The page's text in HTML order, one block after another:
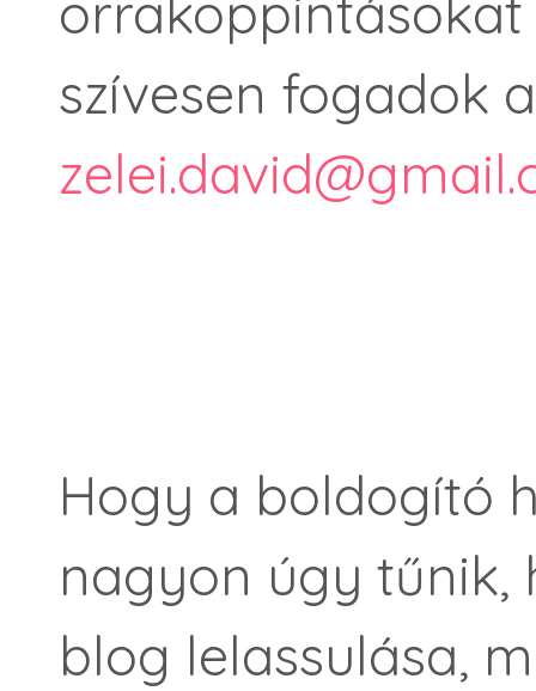
szívesen fogadok a
Hogy a boldogító
nagyon úgy
blog lelassulása,